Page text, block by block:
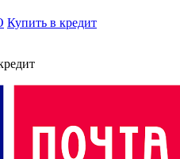
Купить в кредит